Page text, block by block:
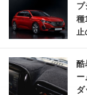
プ
種
酷
ー
ダ